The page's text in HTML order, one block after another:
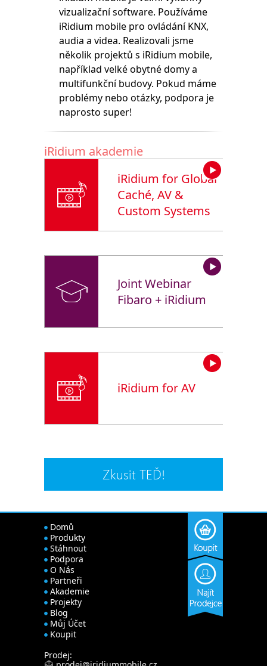
vizualizační software. Používáme
iRidium mobile pro ovládání KNX,
audia a videa. Realizovali jsme
několik projektů s iRidium mobile,
například velké obytné domy a
multifunkční budovy. Pokud máme
problémy nebo otázky, podpora je
naprosto super!
iRidium akademie
iRidium for Global
Caché, AV &
Custom Systems
Joint Webinar
Fibaro + iRidium
iRidium for AV
Zkusit TEĎ!
Domů
Produkty
Stáhnout
Podpora
O Nás
Partneři
Akademie
Projekty
Blog
Můj Účet
Koupit
Prodej: